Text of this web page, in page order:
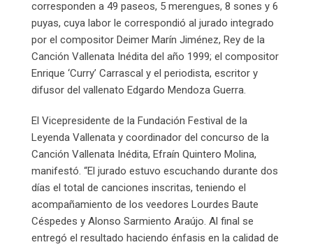
corresponden a 49 paseos, 5 merengues, 8 sones y 6
puyas, cuya labor le correspondió al jurado integrado
por el compositor Deimer Marín Jiménez, Rey de la
Canción Vallenata Inédita del año 1999; el compositor
Enrique ‘Curry’ Carrascal y el periodista, escritor y
difusor del vallenato Edgardo Mendoza Guerra.
El Vicepresidente de la Fundación Festival de la
Leyenda Vallenata y coordinador del concurso de la
Canción Vallenata Inédita, Efraín Quintero Molina,
manifestó. “El jurado estuvo escuchando durante dos
días el total de canciones inscritas, teniendo el
acompañamiento de los veedores Lourdes Baute
Céspedes y Alonso Sarmiento Araújo. Al final se
entregó el resultado haciendo énfasis en la calidad de